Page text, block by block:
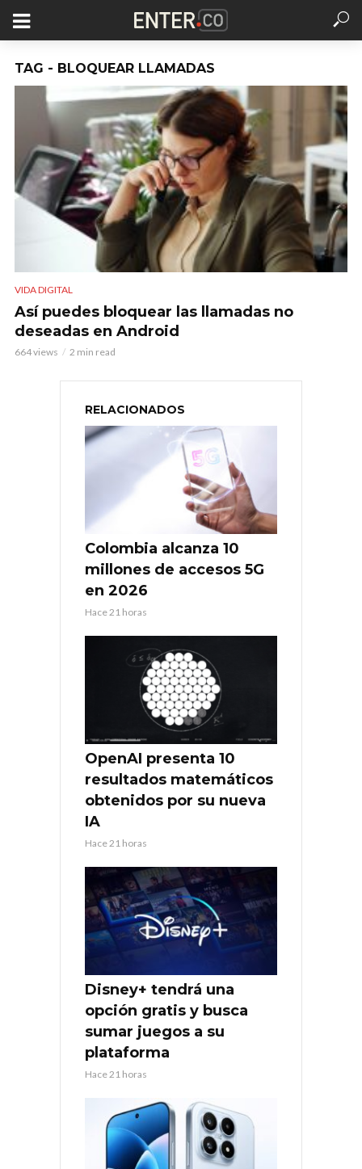
TAG - BLOQUEAR LLAMADAS
VIDA DIGITAL
Así puedes bloquear las llamadas no
deseadas en Android
664 views 2 min read
RELACIONADOS
Colombia alcanza 10
millones de accesos 5G
en 2026
Hace 21 horas
OpenAI presenta 10
resultados matemáticos
obtenidos por su nueva
IA
Hace 21 horas
Disney+ tendrá una
opción gratis y busca
sumar juegos a su
plataforma
Hace 21 horas